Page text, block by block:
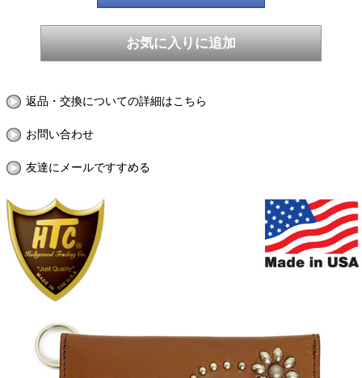
返品・交換についての詳細はこちら
お問い合わせ
友達にメールですすめる